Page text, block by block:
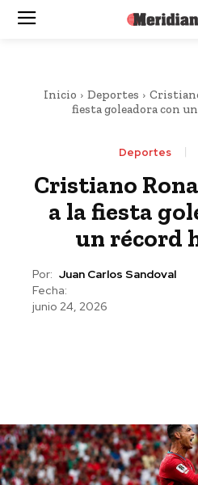
Inicio Deportes
fiesta goleadora con
Deportes
Cristiano
a la fiesta
un récord
Por: Juan Carlos Sandoval
Fecha:
junio 24, 2026